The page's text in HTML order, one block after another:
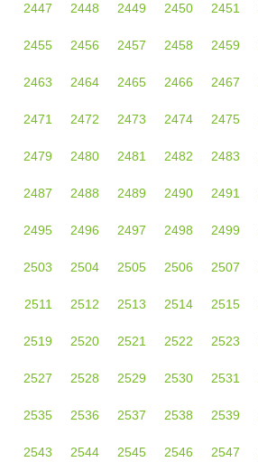
2447 2448 2449 2450 2451
2455 2456 2457 2458 2459
2463 2464 2465 2466 2467
2471 2472 2473 2474 2475
2479 2480 2481 2482 2483
2487 2488 2489 2490 2491
2495 2496 2497 2498 2499
2503 2504 2505 2506 2507
2511 2512 2513 2514 2515
2519 2520 2521 2522 2523
2527 2528 2529 2530 2531
2535 2536 2537 2538 2539
2543 2544 2545 2546 2547